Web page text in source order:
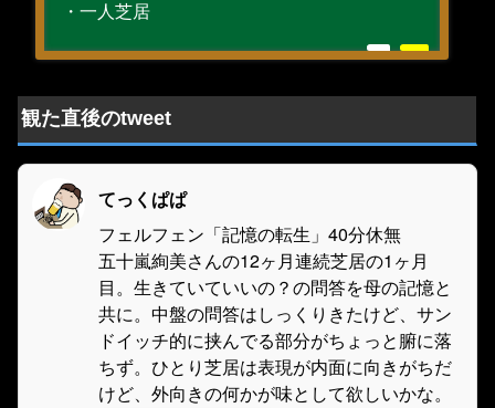
・一人芝居
観た直後のtweet
てっくぱぱ
フェルフェン「記憶の転生」40分休無
五十嵐絢美さんの12ヶ月連続芝居の1ヶ月
目。生きていていいの？の問答を母の記憶と
共に。中盤の問答はしっくりきたけど、サン
ドイッチ的に挟んでる部分がちょっと腑に落
ちず。ひとり芝居は表現が内面に向きがちだ
けど、外向きの何かが味として欲しいかな。